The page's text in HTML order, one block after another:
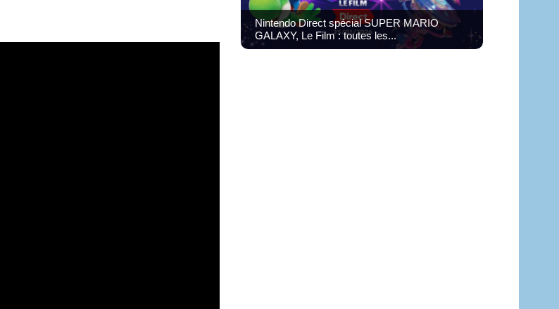
Nintendo Direct spécial SUPER MARIO
GALAXY, Le Film : toutes les...